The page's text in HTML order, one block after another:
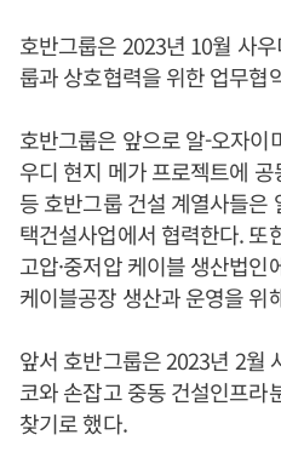
호반그룹은 2023년 10월 사
룹과 상호협력을 위한 업무협
호반그룹은 앞으로 알-오자
우디 현지 메가 프로젝트에
등 호반그룹 건설 계열사들은
택건설사업에서 협력한다. 또
고압·중저압 케이블 생산법
케이블공장 생산과 운영을 위
앞서 호반그룹은 2023년 2월
코와 손잡고 중동 건설인프라
찾기로 했다.